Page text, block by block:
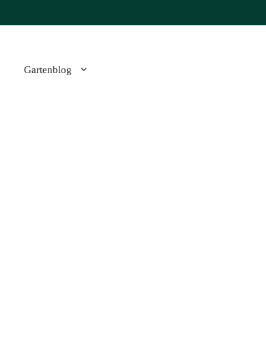
Gartenblog